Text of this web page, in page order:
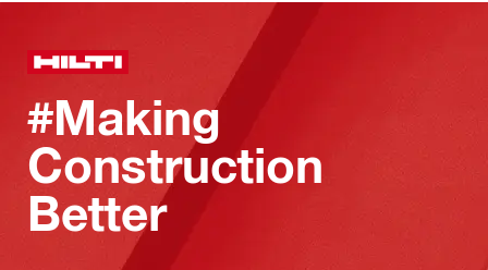
#Making
Construction
Better